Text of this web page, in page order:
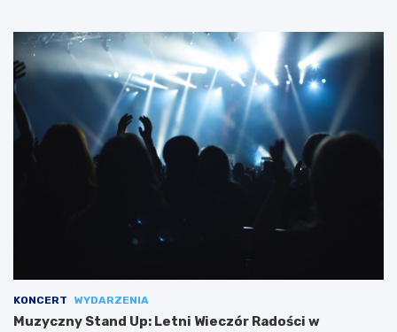
KONCERT WYDARZENIA
Muzyczny Stand Up: Letni Wieczór Radości w